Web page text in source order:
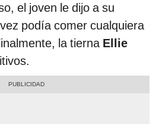
el joven le dijo a su
podía comer cualquiera
la tierna Ellie